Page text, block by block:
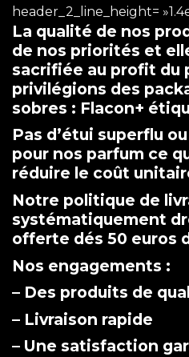
header_2_line_height=
La qualité de nos
de nos priorités et
sacrifiée au profit du
privilégions des
sobres : Flacon+
Pas d’étui superflu
pour nos parfum ce
réduire le coût
Notre politique de
systématiquement
offerte dés 50 euros
Nos engagements :
– Des produits de
– Livraison rapide
– Une satisfaction